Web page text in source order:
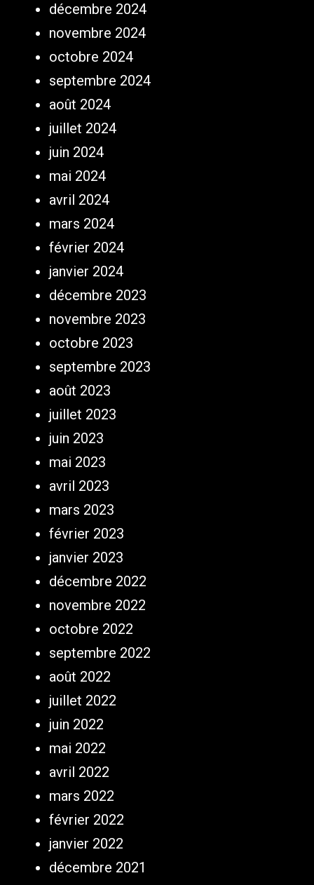
décembre 2024
novembre 2024
octobre 2024
septembre 2024
août 2024
juillet 2024
juin 2024
mai 2024
avril 2024
mars 2024
février 2024
janvier 2024
décembre 2023
novembre 2023
octobre 2023
septembre 2023
août 2023
juillet 2023
juin 2023
mai 2023
avril 2023
mars 2023
février 2023
janvier 2023
décembre 2022
novembre 2022
octobre 2022
septembre 2022
août 2022
juillet 2022
juin 2022
mai 2022
avril 2022
mars 2022
février 2022
janvier 2022
décembre 2021